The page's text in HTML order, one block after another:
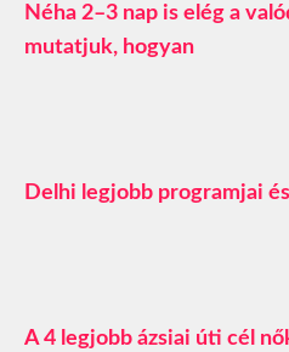
Néha 2–3 nap is elég a
mutatjuk, hogyan
Delhi legjobb programjai
A 4 legjobb ázsiai úti cél